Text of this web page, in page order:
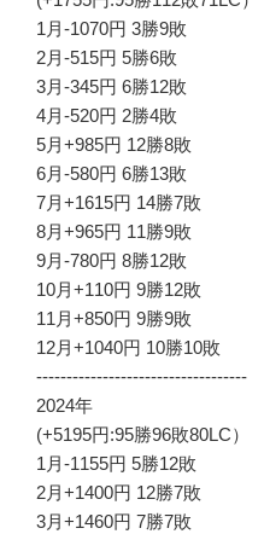
1月-1070円 3勝9敗
2月-515円 5勝6敗
3月-345円 6勝12敗
4月-520円 2勝4敗
5月+985円 12勝8敗
6月-580円 6勝13敗
7月+1615円 14勝7敗
8月+965円 11勝9敗
9月-780円 8勝12敗
10月+110円 9勝12敗
11月+850円 9勝9敗
12月+1040円 10勝10敗
-----------------------------------
2024年
(+5195円:95勝96敗80LC）
1月-1155円 5勝12敗
2月+1400円 12勝7敗
3月+1460円 7勝7敗